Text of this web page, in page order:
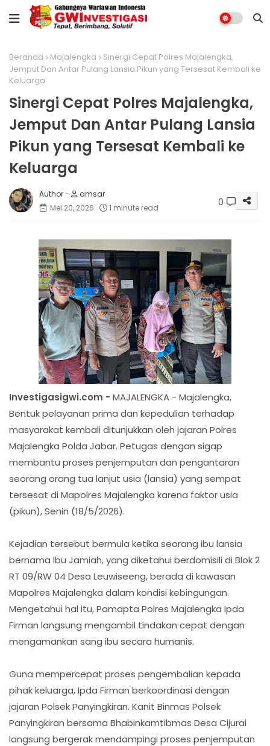
Beranda Majalengka
Sinergi Cepat Polres Majalengka,
Jemput Dan Antar Pulang Lansia Pikun yang Tersesat Kembali ke
Keluarga
Sinergi Cepat Polres Majalengka,
Jemput Dan Antar Pulang Lansia
Pikun yang Tersesat Kembali ke
Keluarga
amsar
Mei 20, 2026
1 minute read 0
Investigasigwi.com - MAJALENGKA - Majalengka,
Bentuk pelayanan prima dan kepedulian terhadap
masyarakat kembali ditunjukkan oleh jajaran Polres
Majalengka Polda Jabar. Petugas dengan sigap
membantu proses penjemputan dan pengantaran
seorang orang tua lanjut usia (lansia) yang sempat
tersesat di Mapolres Majalengka karena faktor usia
(pikun), Senin (18/5/2026).
Kejadian tersebut bermula ketika seorang ibu lansia
bernama Ibu Jamiah, yang diketahui berdomisili di Blok 2
RT 09/RW 04 Desa Leuwiseeng, berada di kawasan
Mapolres Majalengka dalam kondisi kebingungan.
Mengetahui hal itu, Pamapta Polres Majalengka Ipda
Firman langsung mengambil tindakan cepat dengan
mengamankan sang ibu secara humanis.
Guna mempercepat proses pengembalian kepada
pihak keluarga, Ipda Firman berkoordinasi dengan
jajaran Polsek Panyingkiran. Kanit Binmas Polsek
Panyingkiran bersama Bhabinkamtibmas Desa Cijurai
langsung bergerak mendampingi proses penjemputan